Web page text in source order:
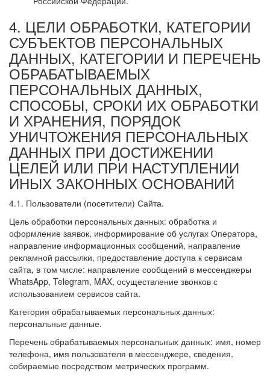
4. ЦЕЛИ ОБРАБОТКИ, КАТЕГОРИИ
СУБЪЕКТОВ ПЕРСОНАЛЬНЫХ
ДАННЫХ, КАТЕГОРИИ И ПЕРЕЧЕНЬ
ОБРАБАТЫВАЕМЫХ
ПЕРСОНАЛЬНЫХ ДАННЫХ,
СПОСОБЫ, СРОКИ ИХ ОБРАБОТКИ
И ХРАНЕНИЯ, ПОРЯДОК
УНИЧТОЖЕНИЯ ПЕРСОНАЛЬНЫХ
ДАННЫХ ПРИ ДОСТИЖЕНИИ
ЦЕЛЕЙ ИЛИ ПРИ НАСТУПЛЕНИИ
ИНЫХ ЗАКОННЫХ ОСНОВАНИЙ
4.1. Пользователи (посетители) Сайта.
Цель обработки персональных данных: обработка и
оформление заявок, информирование об услугах Оператора,
направление информационных сообщений, направление
рекламной рассылки, предоставление доступа к сервисам
сайта, в том числе: направление сообщений в мессенджеры
WhatsApp, Telegram, MAX, осуществление звонков с
использованием сервисов сайта.
Категория обрабатываемых персональных данных:
персональные данные.
Перечень обрабатываемых персональных данных: имя, номер
телефона, имя пользователя в мессенджере, сведения,
собираемые посредством метрических программ.